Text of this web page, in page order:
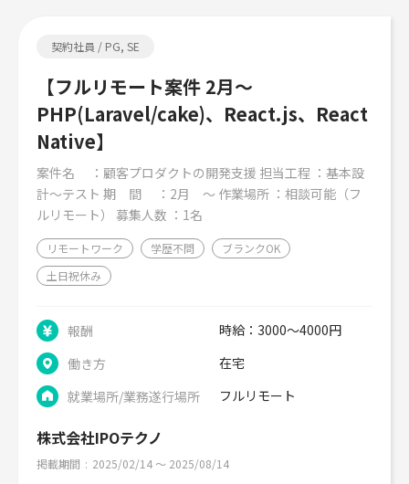
契約社員 / PG, SE
【フルリモート案件 2月～
PHP(Laravel/cake)、React.js、React
Native】
案件名 ：顧客プロダクトの開発支援 担当工程 ：基本設
計～テスト 期 間 ：2月 ～ 作業場所 ：相談可能（フ
ルリモート） 募集人数 ：1名
リモートワーク 学歴不問
ブランクOK
土日祝休み
報酬
時給：3000～4000円
働き方
在宅
就業場所/業務遂行場所
フルリモート
株式会社IPOテクノ
掲載期間 2025/02/14 〜 2025/08/14